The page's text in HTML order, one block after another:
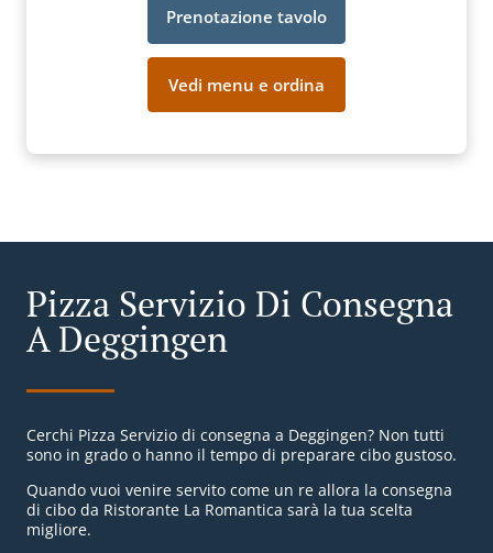
Prenotazione tavolo
Vedi menu e ordina
Pizza Servizio Di Consegna
A Deggingen
Cerchi Pizza Servizio di consegna a Deggingen? Non tutti
sono in grado o hanno il tempo di preparare cibo gustoso.
Quando vuoi venire servito come un re allora la consegna
di cibo da Ristorante La Romantica sarà la tua scelta
migliore.